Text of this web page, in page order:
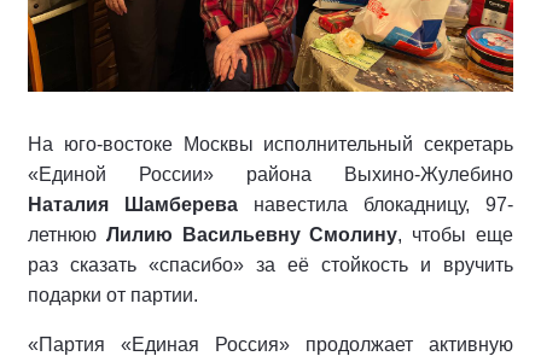
На юго-востоке Москвы исполнительный секретарь
«Единой России» района Выхино-Жулебино
Наталия Шамберева навестила блокадницу, 97-
летнюю Лилию Васильевну Смолину, чтобы еще
раз сказать «спасибо» за её стойкость и вручить
подарки от партии.
«Партия «Единая Россия» продолжает активную